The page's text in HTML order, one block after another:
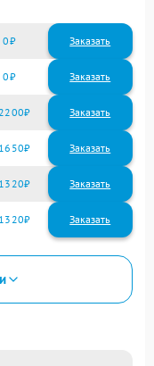
0 Заказать
0 Заказать
1650
1320
1320